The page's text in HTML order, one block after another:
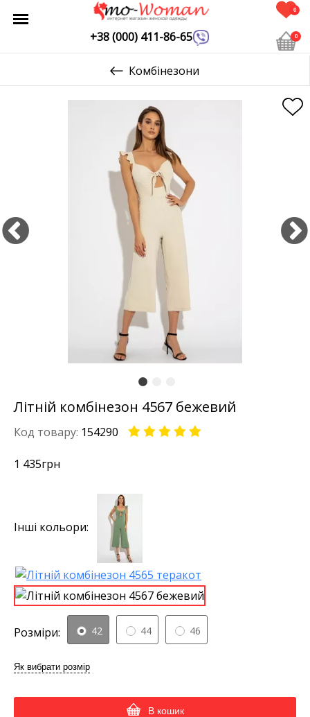
+38 (000) 411-86-65
0
0
Комбінезони
Літній комбінезон 4567 бежевий
Код товару: 154290
1 435грн
Інші кольори:
Розміри: 42 44 46
Як вибрати розмір
В кошик